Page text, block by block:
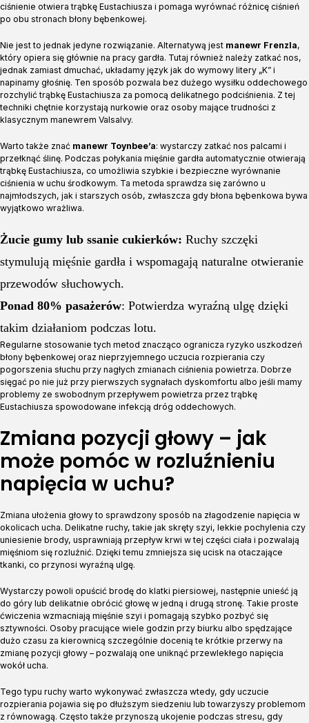
ciśnienie otwiera trąbkę Eustachiusza i pomaga wyrównać różnicę ciśnień
po obu stronach błony bębenkowej.
Nie jest to jednak jedyne rozwiązanie. Alternatywą jest manewr Frenzla,
który opiera się głównie na pracy gardła. Tutaj również należy zatkać nos,
jednak zamiast dmuchać, układamy język jak do wymowy litery „K” i
napinamy głośnię. Ten sposób pozwala bez dużego wysiłku oddechowego
rozchylić trąbkę Eustachiusza za pomocą delikatnego podciśnienia. Z tej
techniki chętnie korzystają nurkowie oraz osoby mające trudności z
klasycznym manewrem Valsalvy.
Warto także znać manewr Toynbee’a: wystarczy zatkać nos palcami i
przełknąć ślinę. Podczas połykania mięśnie gardła automatycznie otwierają
trąbkę Eustachiusza, co umożliwia szybkie i bezpieczne wyrównanie
ciśnienia w uchu środkowym. Ta metoda sprawdza się zarówno u
najmłodszych, jak i starszych osób, zwłaszcza gdy błona bębenkowa bywa
wyjątkowo wrażliwa.
Żucie gumy lub ssanie cukierków: Ruchy szczęki
stymulują mięśnie gardła i wspomagają naturalne otwieranie
przewodów słuchowych.
Ponad 80% pasażerów: Potwierdza wyraźną ulgę dzięki
takim działaniom podczas lotu.
Regularne stosowanie tych metod znacząco ogranicza ryzyko uszkodzeń
błony bębenkowej oraz nieprzyjemnego uczucia rozpierania czy
pogorszenia słuchu przy nagłych zmianach ciśnienia powietrza. Dobrze
sięgać po nie już przy pierwszych sygnałach dyskomfortu albo jeśli mamy
problemy ze swobodnym przepływem powietrza przez trąbkę
Eustachiusza spowodowane infekcją dróg oddechowych.
Zmiana pozycji głowy – jak
może pomóc w rozluźnieniu
napięcia w uchu?
Zmiana ułożenia głowy to sprawdzony sposób na złagodzenie napięcia w
okolicach ucha. Delikatne ruchy, takie jak skręty szyi, lekkie pochylenia czy
uniesienie brody, usprawniają przepływ krwi w tej części ciała i pozwalają
mięśniom się rozluźnić. Dzięki temu zmniejsza się ucisk na otaczające
tkanki, co przynosi wyraźną ulgę.
Wystarczy powoli opuścić brodę do klatki piersiowej, następnie unieść ją
do góry lub delikatnie obrócić głowę w jedną i drugą stronę. Takie proste
ćwiczenia wzmacniają mięśnie szyi i pomagają szybko pozbyć się
sztywności. Osoby pracujące wiele godzin przy biurku albo spędzające
dużo czasu za kierownicą szczególnie docenią te krótkie przerwy na
zmianę pozycji głowy – pozwalają one uniknąć przewlekłego napięcia
wokół ucha.
Tego typu ruchy warto wykonywać zwłaszcza wtedy, gdy uczucie
rozpierania pojawia się po dłuższym siedzeniu lub towarzyszy problemom
z równowagą. Często także przynoszą ukojenie podczas stresu, gdy